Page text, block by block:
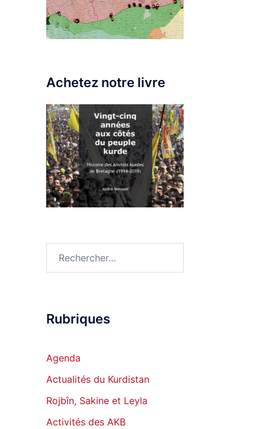
Achetez notre livre
Rubriques
Agenda
Actualités du Kurdistan
Rojbîn, Sakine et Leyla
Activités des AKB